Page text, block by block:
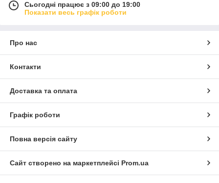
Сьогодні працює з 09:00 до 19:00
Показати весь графік роботи
Про нас
Контакти
Доставка та оплата
Графік роботи
Повна версія сайту
Сайт створено на маркетплейсі Prom.ua